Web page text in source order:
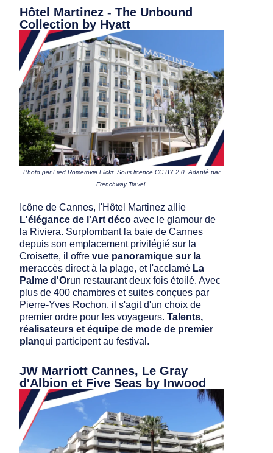
Hôtel Martinez - The Unbound
Collection by Hyatt
Photo parFred Romerovia Flickr. Sous licenceCC BY 2.0. Adapté par
Frenchway Travel.
Icône de Cannes, l'Hôtel Martinez allie
L'élégance de l'Art déco avec le glamour de
la Riviera. Surplombant la baie de Cannes
depuis son emplacement privilégié sur la
Croisette, il offrevue panoramique sur la
meraccès direct à la plage, et l'acclamé La
Palme d'Orun restaurant deux fois étoilé. Avec
plus de 400 chambres et suites conçues par
Pierre-Yves Rochon, il s'agit d'un choix de
premier ordre pour les voyageurs.Talents,
réalisateurs et équipe de mode de premier
planqui participent au festival.
JW Marriott Cannes, Le Gray
d'Albion et Five Seas by Inwood